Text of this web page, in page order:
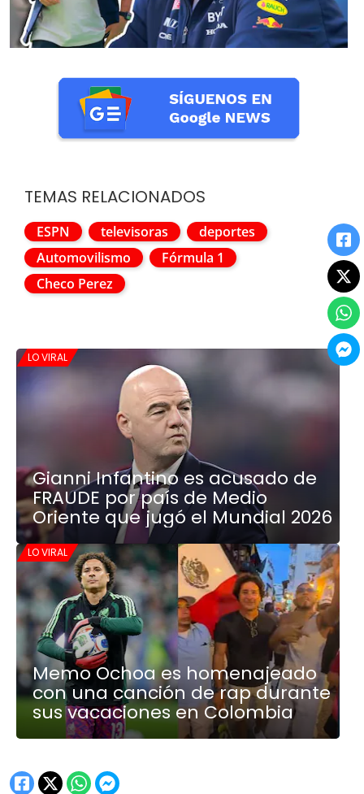
TEMAS RELACIONADOS
ESPN televisoras
deportes
Automovilismo
Fórmula 1
Checo Perez
LO VIRAL
Gianni Infantino es acusado de
FRAUDE por país de Medio
Oriente que jugó el Mundial 2026
LO VIRAL
Memo Ochoa es homenajeado
con una canción de rap durante
sus vacaciones en Colombia